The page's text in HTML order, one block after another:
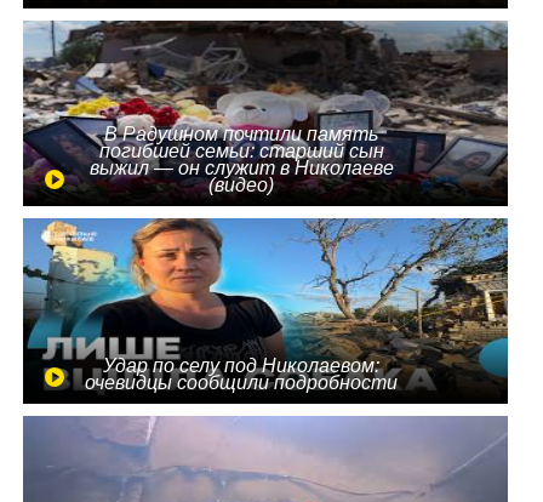
В Радушном почтили память
погибшей семьи: старший сын
выжил — он служит в Николаеве
(видео)
Удар по селу под Николаевом:
очевидцы сообщили подробности